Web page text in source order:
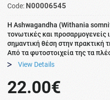
Code: N00006545
Η Ashwagandha (Withania
τονωτικές και προσαρμογενείς
σημαντική θέση στην πρακτική
Από τα φυτοστοιχεία της τα
View Details
22.00€